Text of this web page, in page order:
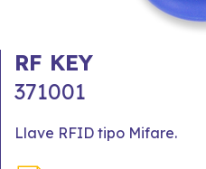
RF KEY
371001
Llave RFID tipo Mifare.